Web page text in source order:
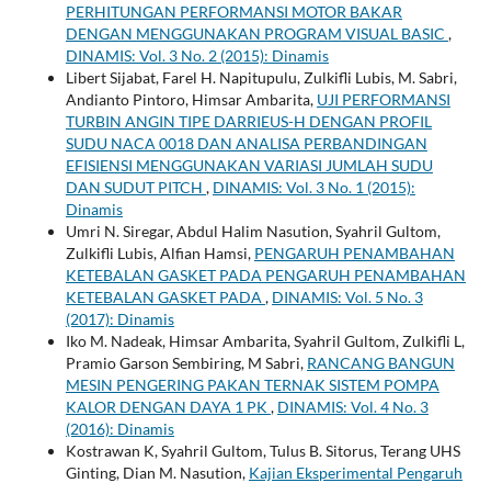
PERHITUNGAN PERFORMANSI MOTOR BAKAR
DENGAN MENGGUNAKAN PROGRAM VISUAL BASIC ,
DINAMIS: Vol. 3 No. 2 (2015): Dinamis
Libert Sijabat, Farel H. Napitupulu, Zulkifli Lubis, M. Sabri,
Andianto Pintoro, Himsar Ambarita, UJI PERFORMANSI
TURBIN ANGIN TIPE DARRIEUS-H DENGAN PROFIL
SUDU NACA 0018 DAN ANALISA PERBANDINGAN
EFISIENSI MENGGUNAKAN VARIASI JUMLAH SUDU
DAN SUDUT PITCH , DINAMIS: Vol. 3 No. 1 (2015):
Dinamis
Umri N. Siregar, Abdul Halim Nasution, Syahril Gultom,
Zulkifli Lubis, Alfian Hamsi, PENGARUH PENAMBAHAN
KETEBALAN GASKET PADA PENGARUH PENAMBAHAN
KETEBALAN GASKET PADA , DINAMIS: Vol. 5 No. 3
(2017): Dinamis
Iko M. Nadeak, Himsar Ambarita, Syahril Gultom, Zulkifli L,
Pramio Garson Sembiring, M Sabri, RANCANG BANGUN
MESIN PENGERING PAKAN TERNAK SISTEM POMPA
KALOR DENGAN DAYA 1 PK , DINAMIS: Vol. 4 No. 3
(2016): Dinamis
Kostrawan K, Syahril Gultom, Tulus B. Sitorus, Terang UHS
Ginting, Dian M. Nasution, Kajian Eksperimental Pengaruh